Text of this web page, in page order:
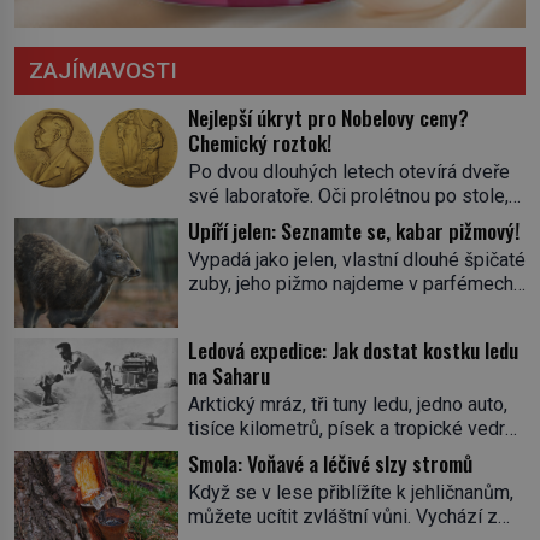
ZAJÍMAVOSTI
Nejlepší úkryt pro Nobelovy ceny?
Chemický roztok!
Po dvou dlouhých letech otevírá dveře
své laboratoře. Oči prolétnou po stole,
aby pak ulpěly na regálu, kde se nachází
všemožné látky. Hledá žluto-oranžovou
tekutinu, jakmile ji zahlédne, nesmírně
se mu uleví. Teď může svůj plán
skrývá směs s názvem lučavka
královská. Svůj přídomek nemá pro nic
za nic, […]
Upíří jelen: Seznamte se, kabar pižmový!
Vypadá jako jelen, vlastní dlouhé špičaté
zuby, jeho pižmo najdeme v parfémech
jediného zástupce zvířecí říše – kabara
pižmového. V Evropě ho jako první
popíše švédský botanik Carl Linné
(1707–1778), jenže v Asii o něm ví už
celá staletí. Zvíře připomíná jelena,
v kohoutku dosahuje […]
Ledová expedice: Jak dostat kostku ledu
na Saharu
Arktický mráz, tři tuny ledu, jedno auto,
tisíce kilometrů, písek a tropické vedro.
To je ve zkratce zdánlivě nesplnitelná
výzva, která se promění v úžasné
dobrodružství a důkaz, že nic není
nemožné. Vše začíná na podzim 1958
Smola: Voňavé a léčivé slzy stromů
Když se v lese přiblížíte k jehličnanům,
můžete ucítit zvláštní vůni. Vychází z